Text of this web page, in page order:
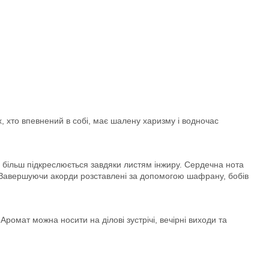
хто впевнений в собі, має шалену харизму і водночас
підкреслюється завдяки листям інжиру. Сердечна нота
акорди розставлені за допомогою шафрану, бобів
можна носити на ділові зустрічі, вечірні виходи та